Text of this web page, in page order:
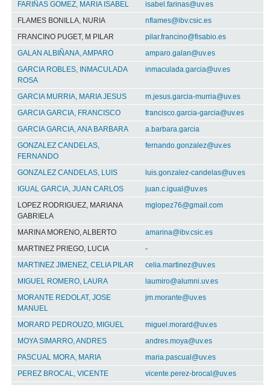
FARIÑAS GOMEZ, MARIA ISABEL
isabel.farinas@uv.es
FLAMES BONILLA, NURIA
nflames@ibv.csic.es
FRANCINO PUGET, M PILAR
pilar.francino@fisabio.es
GALAN ALBIÑANA, AMPARO
amparo.galan@uv.es
GARCIA ROBLES, INMACULADA
ROSA
inmaculada.garcia@uv.es
GARCIA MURRIA, MARIA JESUS
m.jesus.garcia-murria@uv.es
GARCIA GARCIA, FRANCISCO
francisco.garcia-garcia@uv.es
GARCIA GARCIA, ANA BARBARA
a.barbara.garcia
GONZALEZ CANDELAS,
FERNANDO
fernando.gonzalez@uv.es
GONZALEZ CANDELAS, LUIS
luis.gonzalez-candelas@uv.es
IGUAL GARCIA, JUAN CARLOS
juan.c.igual@uv.es
LOPEZ RODRIGUEZ, MARIANA
GABRIELA
mglopez76@gmail.com
MARINA MORENO, ALBERTO
amarina@ibv.csic.es
MARTINEZ PRIEGO, LUCIA
-
MARTINEZ JIMENEZ, CELIA PILAR
celia.martinez@uv.es
MIGUEL ROMERO, LAURA
laumiro@alumni.uv.es
MORANTE REDOLAT, JOSE
MANUEL
jm.morante@uv.es
MORARD PEDROUZO, MIGUEL
miguel.morard@uv.es
MOYA SIMARRO, ANDRES
andres.moya@uv.es
PASCUAL MORA, MARIA
maria.pascual@uv.es
PEREZ BROCAL, VICENTE
vicente.perez-brocal@uv.es